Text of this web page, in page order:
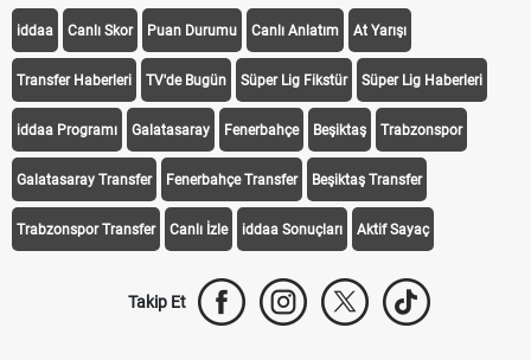
iddaa Canlı Skor Puan Durumu Canlı Anlatım At Yarışı
Transfer Haberleri TV'de Bugün Süper Lig Fikstür Süper Lig Haberleri
iddaa Programı Galatasaray Fenerbahçe Beşiktaş Trabzonspor
Galatasaray Transfer Fenerbahçe Transfer Beşiktaş Transfer
Trabzonspor Transfer Canlı İzle iddaa Sonuçları Aktif Sayaç
Takip Et